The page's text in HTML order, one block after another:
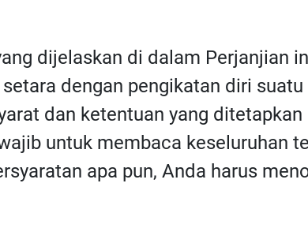
dijelaskan di dalam Perjanjian
dengan pengikatan diri
dan ketentuan yang
untuk membaca keseluruhan
apa pun, Anda harus